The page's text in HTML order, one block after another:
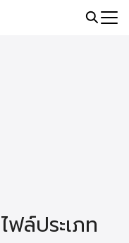
ล์ประเภท